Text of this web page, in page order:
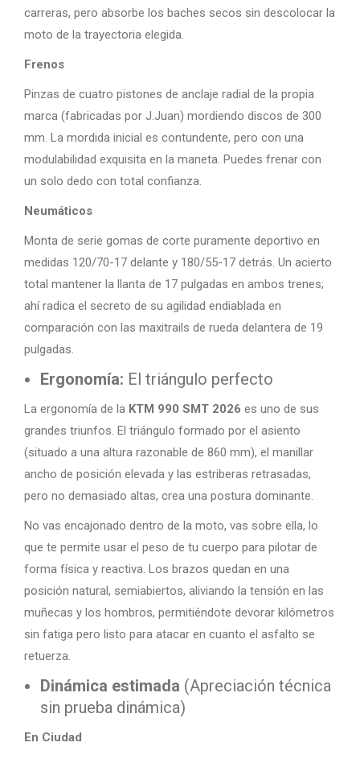
carreras, pero absorbe los baches secos sin descolocar la
moto de la trayectoria elegida.
Frenos
Pinzas de cuatro pistones de anclaje radial de la propia
marca (fabricadas por J.Juan) mordiendo discos de 300
mm. La mordida inicial es contundente, pero con una
modulabilidad exquisita en la maneta. Puedes frenar con
un solo dedo con total confianza.
Neumáticos
Monta de serie gomas de corte puramente deportivo en
medidas 120/70-17 delante y 180/55-17 detrás. Un acierto
total mantener la llanta de 17 pulgadas en ambos trenes;
ahí radica el secreto de su agilidad endiablada en
comparación con las maxitrails de rueda delantera de 19
pulgadas.
Ergonomía: El triángulo perfecto
La ergonomía de la KTM 990 SMT 2026 es uno de sus
grandes triunfos. El triángulo formado por el asiento
(situado a una altura razonable de 860 mm), el manillar
ancho de posición elevada y las estriberas retrasadas,
pero no demasiado altas, crea una postura dominante.
No vas encajonado dentro de la moto, vas sobre ella, lo
que te permite usar el peso de tu cuerpo para pilotar de
forma física y reactiva. Los brazos quedan en una
posición natural, semiabiertos, aliviando la tensión en las
muñecas y los hombros, permitiéndote devorar kilómetros
sin fatiga pero listo para atacar en cuanto el asfalto se
retuerza.
Dinámica estimada (Apreciación técnica
sin prueba dinámica)
En Ciudad